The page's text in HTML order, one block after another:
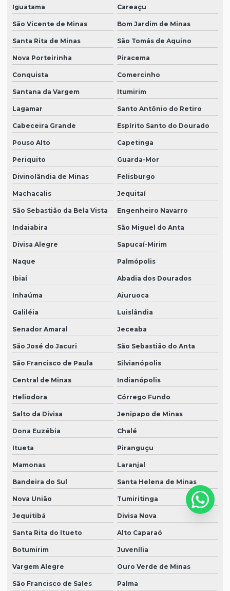
Iguatama Careaçu
São Vicente de Minas Bom Jardim de Minas
Santa Rita de Minas São Tomás de Aquino
Nova Porteirinha Piracema
Conquista Comercinho
Santana da Vargem Itumirim
Lagamar Santo Antônio do Retiro
Cabeceira Grande Espírito Santo do Dourado
Pouso Alto Capetinga
Periquito Guarda-Mor
Divinolândia de Minas Felisburgo
Machacalis Jequitaí
São Sebastião da Bela Vista Engenheiro Navarro
Indaiabira São Miguel do Anta
Divisa Alegre Sapucaí-Mirim
Naque Palmópolis
Ibiaí Abadia dos Dourados
Inhaúma Aiuruoca
Galiléia Luislândia
Senador Amaral Jeceaba
São José do Jacuri São Sebastião do Anta
São Francisco de Paula Silvianópolis
Central de Minas Indianópolis
Heliodora Córrego Fundo
Salto da Divisa Jenipapo de Minas
Dona Euzébia Chalé
Itueta Piranguçu
Mamonas Laranjal
Bandeira do Sul Santa Helena de Minas
Nova União Tumiritinga
Jequitibá Divisa Nova
Santa Rita do Itueto Alto Caparaó
Botumirim Juvenília
Vargem Alegre Ouro Verde de Minas
São Francisco de Sales Palma